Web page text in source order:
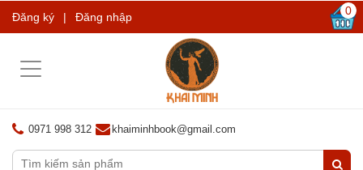
Đăng ký | Đăng nhập 0
Toggle
0971 998 312 khaiminhbook@gmail.com